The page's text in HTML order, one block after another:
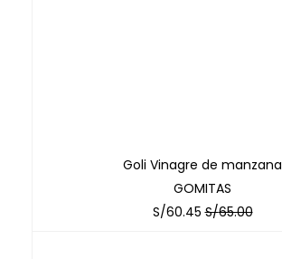
Goli Vinagre de manzana
GOMITAS
S/60.45 S/65.00